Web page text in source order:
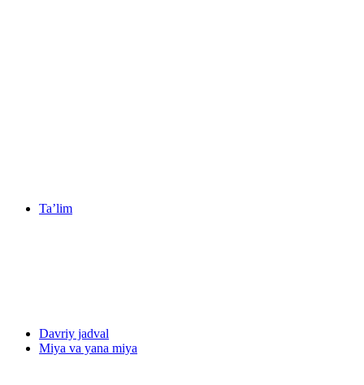
Ta’lim
Davriy jadval
Miya va yana miya